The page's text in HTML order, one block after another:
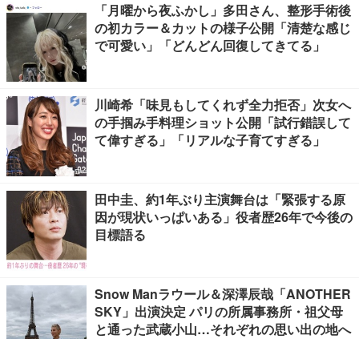
「月曜から夜ふかし」多田さん、整形手術後
の初カラー＆カットの様子公開「清楚な感じ
で可愛い」「どんどん回復してきてる」
川崎希「味見もしてくれず全力拒否」次女へ
の手掴み手料理ショット公開「試行錯誤して
て偉すぎる」「リアルな子育てすぎる」
田中圭、約1年ぶり主演舞台は「緊張する原
因が現状いっぱいある」役者歴26年で今後の
目標語る
Snow Manラウール＆深澤辰哉「ANOTHER
SKY」出演決定 パリの所属事務所・祖父母
と通った武蔵小山…それぞれの思い出の地へ